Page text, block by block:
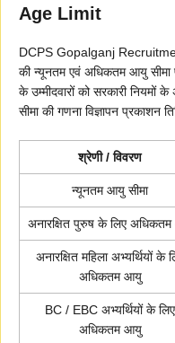
Age Limit
DCPS Gopalganj
की न्यूनतम एवं अधिकतम आयु सीमा
के उम्मीदवारों को सरकारी
सीमा की गणना विज्ञापन प्रकाशन
श्रेणी / विवरण
न्यूनतम आयु सीमा
अनारक्षित पुरुष के लिए
अनारक्षित महिला अभ्यर्थियों के
अधिकतम आयु
BC / EBC अभ्यर्थियों के लिए
अधिकतम आयु